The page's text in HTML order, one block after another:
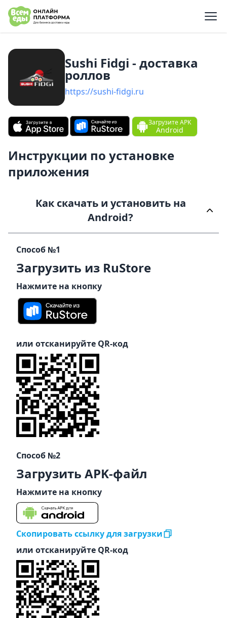
Sushi Fidgi - доставка
ролло‪в‬
https://sushi-fidgi.ru
Загрузите APK
Android
Инструкции по установке
приложения
Как скачать и установить на
Android?
Способ №1
Загрузить из RuStore
Нажмите на кнопку
или отсканируйте QR-код
Способ №2
Загрузить APK-файл
Нажмите на кнопку
Скопировать ссылку для загрузки
или отсканируйте QR-код
menu